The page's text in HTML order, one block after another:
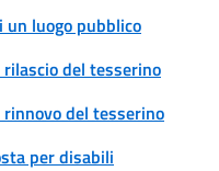
un luogo pubblico
del tesserino
del tesserino
per disabili